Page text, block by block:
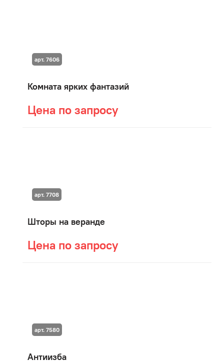
Комната ярких фантазий
Цена по запросу
арт. 7606
Шторы на веранде
Цена по запросу
арт. 7708
Антиизба
арт. 7580